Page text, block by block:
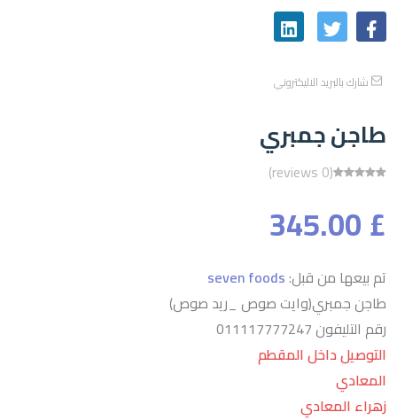
شارك بالبريد الاليكتروني
طاجن جمبري
(0 reviews)
£ 345.00
تم بيعها من قبل:seven foods
طاجن جمبري(وايت صوص _ريد صوص)
رقم التليفون 011117777247
التوصيل داخل المقطم
المعادي
زهراء المعادي